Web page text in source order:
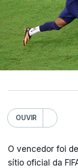
OUVIR
O vencedor foi
sítio oficial da